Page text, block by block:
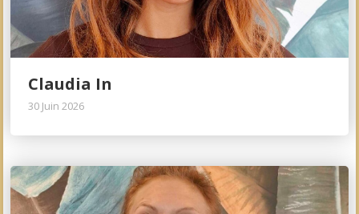
Claudia In
30 Juin 2026